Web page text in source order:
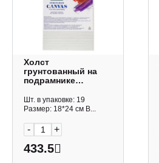
Холст
грунтованный на
подрамнике
крупное зерно, лен
"Мастер-Класс"
Шт. в упаковке: 19
Размер: 18*24 см В...
- +
433.5